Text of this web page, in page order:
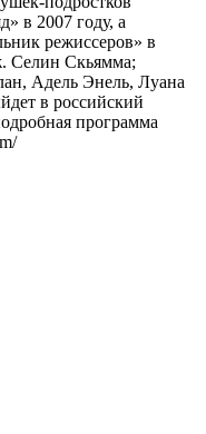
в 2007 году, а
режиссеров» в
Селин Скьямма;
Адель Энель, Луана
в российский
программа